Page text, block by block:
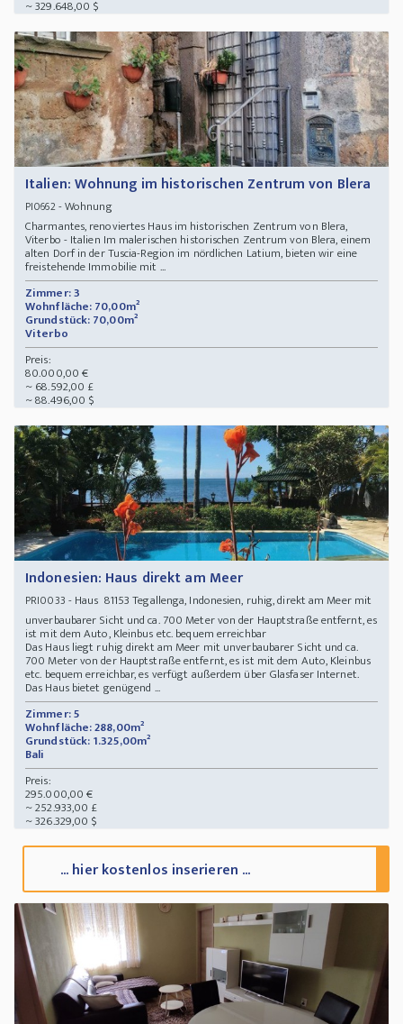
~ 329.648,00 $
Italien: Wohnung im historischen Zentrum von Blera
PI0662- Wohnung
Charmantes, renoviertes Haus im historischen Zentrum von Blera,
Viterbo - Italien Im malerischen historischen Zentrum von Blera, einem
alten Dorf in der Tuscia-Region im nördlichen Latium, bieten wir eine
freistehende Immobilie mit ...
Zimmer: 3
Wohnfläche: 70,00m²
Grundstück: 70,00m²
Viterbo
Preis:
80.000,00 €
~ 68.592,00 £
~ 88.496,00 $
Indonesien: Haus direkt am Meer
PRI0033 - Haus 81153 Tegallenga, Indonesien, ruhig, direkt am Meer mit
unverbaubarer Sicht und ca. 700 Meter von der Hauptstraße entfernt, es
ist mit dem Auto, Kleinbus etc. bequem erreichbar
Das Haus liegt ruhig direkt am Meer mit unverbaubarer Sicht und ca.
700 Meter von der Hauptstraße entfernt, es ist mit dem Auto, Kleinbus
etc. bequem erreichbar, es verfügt außerdem über Glasfaser Internet.
Das Haus bietet genügend ...
Zimmer: 5
Wohnfläche: 288,00m²
Grundstück: 1.325,00m²
Bali
Preis:
295.000,00 €
~ 252.933,00 £
~ 326.329,00 $
... hier kostenlos inserieren ...